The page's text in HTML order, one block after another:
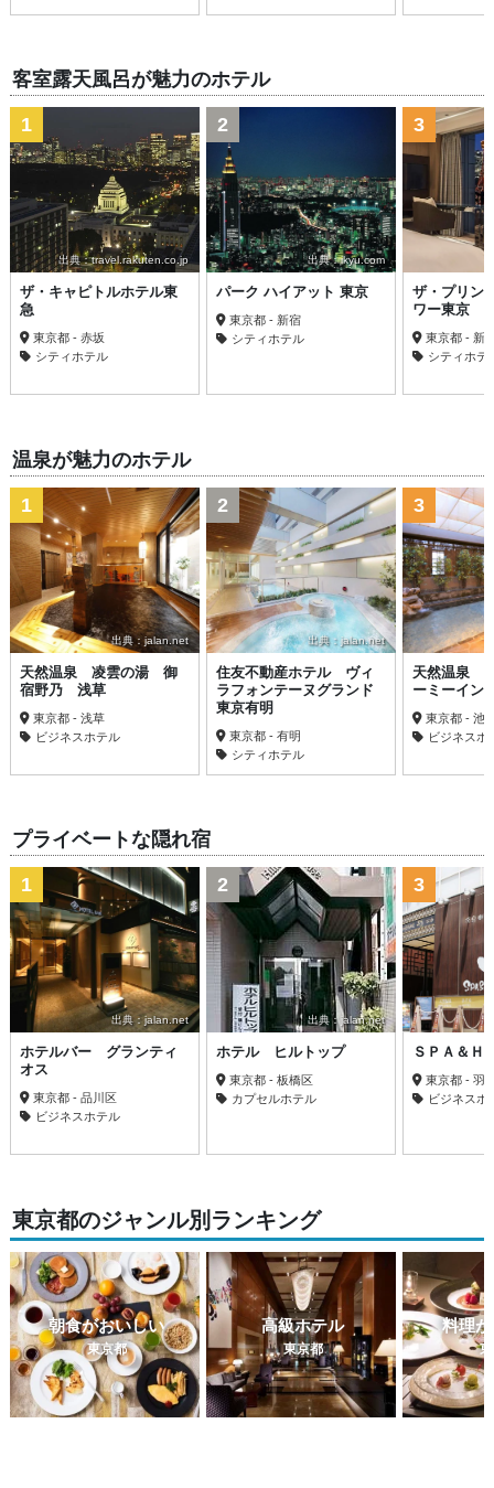
客室露天風呂が魅力のホテル
出典：travel.rakuten.co.jp
1
ザ・キャピトルホテル東
急
東京都 - 赤坂
シティホテル
出典：ikyu.com
2
パーク ハイアット 東京
東京都 - 新宿
シティホテル
3
ザ・プリン
ワー東京
東京都 - 新
シティホテ
温泉が魅力のホテル
出典：jalan.net
1
天然温泉 凌雲の湯 御
宿野乃 浅草
東京都 - 浅草
ビジネスホテル
出典：jalan.net
2
住友不動産ホテル ヴィ
ラフォンテーヌグランド
東京有明
東京都 - 有明
シティホテル
3
天然温泉
ーミーイン
東京都 - 池
ビジネスホ
プライベートな隠れ宿
出典：jalan.net
1
ホテルバー グランティ
オス
東京都 - 品川区
ビジネスホテル
出典：jalan.net
2
ホテル ヒルトップ
東京都 - 板橋区
カプセルホテル
3
ＳＰＡ＆
東京都 - 羽
ビジネスホ
東京都のジャンル別ランキング
朝食がおいしい
東京都
高級ホテル
東京都
料理